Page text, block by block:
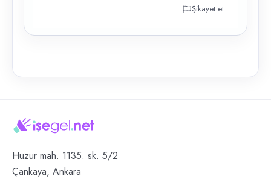
Şikayet et
Huzur mah. 1135. sk. 5/2
Çankaya, Ankara